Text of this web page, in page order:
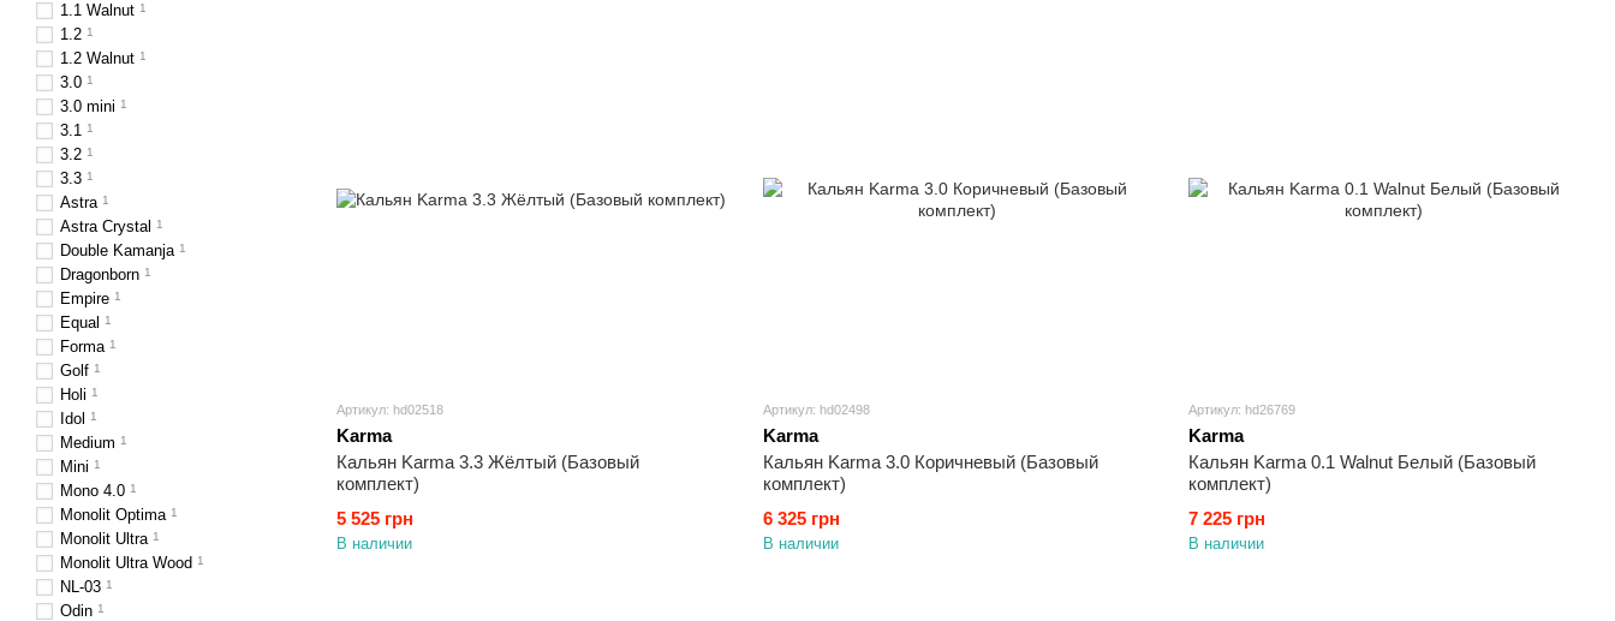
Артикул: hd02518
Karma
Кальян Karma 3.3 Жёлтый (Базовый
комплект)
5 525 грн
В наличии
Артикул: hd02498
Karma
Кальян Karma 3.0 Коричневый (Базовый
комплект)
6 325 грн
В наличии
Артикул: hd26769
Karma
Кальян Karma 0.1 Walnut Белый (Базовый
комплект)
7 225 грн
В наличии
1.1 Walnut 1
1.2 1
1.2 Walnut 1
3.0 1
3.0 mini 1
3.1 1
3.2 1
3.3 1
Astra 1
Astra Crystal 1
Double Kamanja 1
Dragonborn 1
Empire 1
Equal 1
Forma 1
Golf 1
Holi 1
Idol 1
Medium 1
Mini 1
Mono 4.0 1
Monolit Optima 1
Monolit Ultra 1
Monolit Ultra Wood 1
NL-03 1
Odin 1